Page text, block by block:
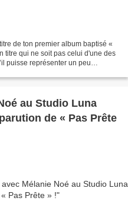
de ton premier album baptisé «
titre qui ne soit pas celui d'une des
puisse représenter un peu
au Studio Luna
de « Pas Prête